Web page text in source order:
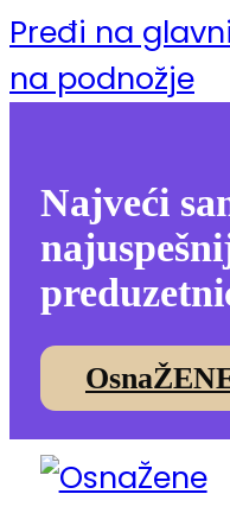
Pređi na
na podnožje
Najveći